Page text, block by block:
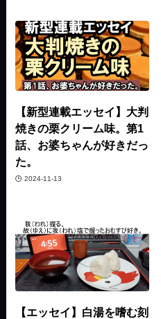
【新型連載エッセイ】大判
焼きの栗クリーム味。第1
話、お婆ちゃんが好きだっ
た。
2024-11-13
【エッセイ】白湯を嗜む刻